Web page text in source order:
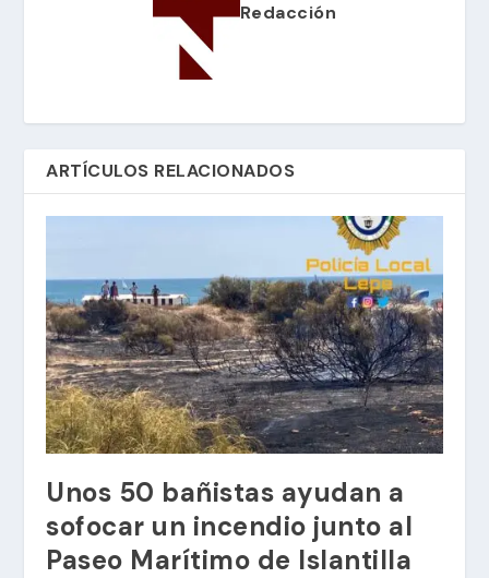
Redacción
ARTÍCULOS RELACIONADOS
Unos 50 bañistas ayudan a
sofocar un incendio junto al
Paseo Marítimo de Islantilla